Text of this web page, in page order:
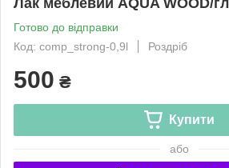
Готово до відправки
Код: comp_strong-0,9l
Роздріб
500 ₴
Купити
або